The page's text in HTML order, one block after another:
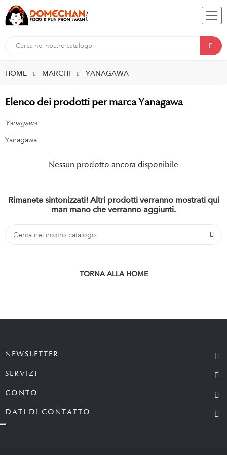
HOME MARCHI YANAGAWA
Elenco dei prodotti per marca Yanagawa
Yanagawa
Yanagawa
Nessun prodotto ancora disponibile
Rimanete sintonizzati! Altri prodotti verranno mostrati qui
man mano che verranno aggiunti.
TORNA ALLA HOME
NEWSLETTER
SERVIZI
CONTO
DATI DI CONTATTO